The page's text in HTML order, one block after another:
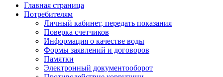
Главная страница
Потребителям
Личный кабинет, передать показания
Поверка счетчиков
Информация о качестве воды
Формы заявлений и договоров
Памятки
Электронный документооборот